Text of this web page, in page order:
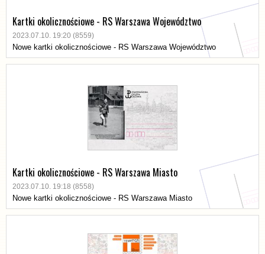
Kartki okolicznościowe - RS Warszawa Województwo
2023.07.10. 19:20 (8559)
Nowe kartki okolicznościowe - RS Warszawa Województwo
Kartki okolicznościowe - RS Warszawa Miasto
2023.07.10. 19:18 (8558)
Nowe kartki okolicznościowe - RS Warszawa Miasto